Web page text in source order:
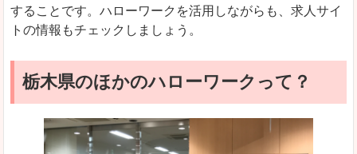
することです。ハローワークを活用しながらも、求人サイ
トの情報もチェックしましょう。
栃木県のほかのハローワークって？